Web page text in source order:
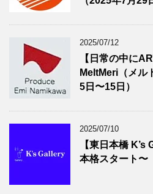
2025/07/12
【日常の中に
MeltMeri（メル
5日〜15日）
2025/07/10
【東日本橋
本格スタート〜